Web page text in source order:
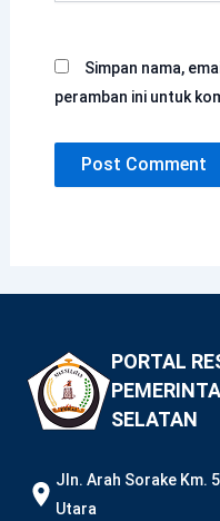
Simpan nama,
peramban ini untuk
PORTAL
SELATAN
JIn. Arah Sorake Km.
Utara